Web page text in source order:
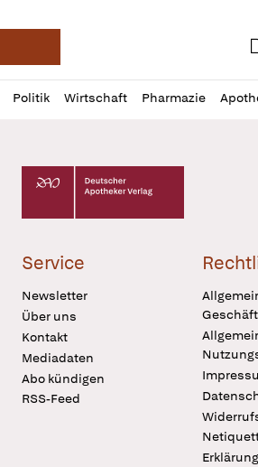
Deutsche Apotheker
Politik Wirtschaft Pharmazie
Profil
öffnen
Daz
Pur
Deutscher Apotheker Verlag Logo
Service
Newsletter
Über uns
Kontakt
Mediadaten
Abo kündigen
RSS-Feed